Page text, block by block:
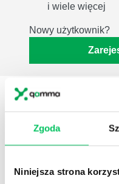
Zgoda
Niniejsza strona
i wiele więcej
Nowy użytkownik?
wikiGamma+